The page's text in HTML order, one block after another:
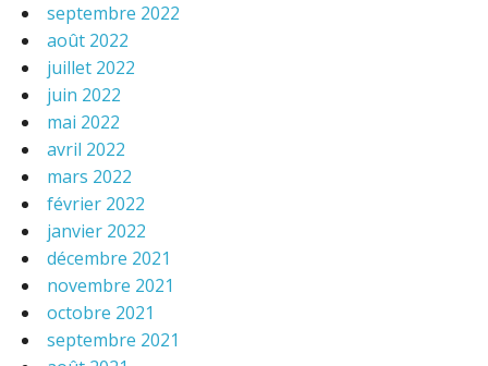
septembre 2022
août 2022
juillet 2022
juin 2022
mai 2022
avril 2022
mars 2022
février 2022
janvier 2022
décembre 2021
novembre 2021
octobre 2021
septembre 2021